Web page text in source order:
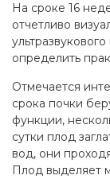
На сроке 16
отчетливо
определить
Отмечается
срока почки
функции,
сутки плод
вод, они
Плод выделяет